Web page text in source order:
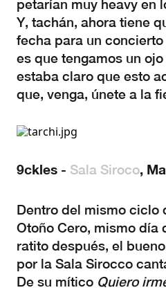
petarían muy heavy en
Y, tachán, ahora tiene
fecha para un
es que tengamos un
estaba claro que esto
que, venga, únete a la
9ckles - Sala Siroco,
Dentro del mismo ciclo
Otoño Cero, mismo día
ratito después, el
por la Sala Sirocco
De su mítico Quiero